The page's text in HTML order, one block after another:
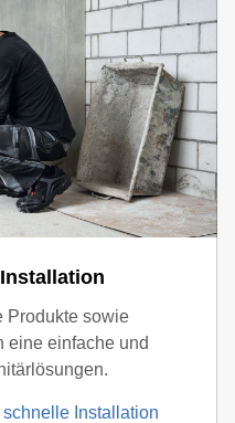
Produkte sowie
eine einfache und
Installation